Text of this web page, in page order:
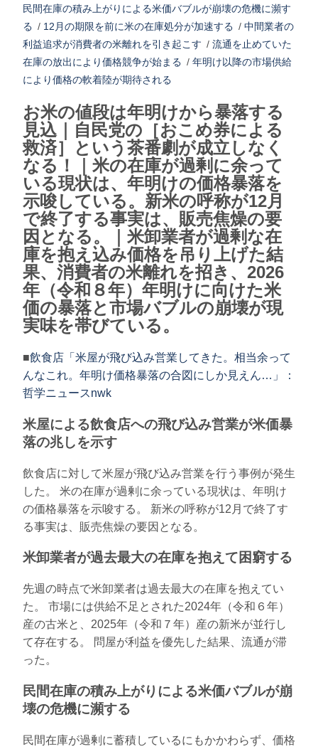
民間在庫の積み上がりによる米価バブルが崩壊の危機に瀕す
る / 12月の期限を前に米の在庫処分が加速する / 中間業者の
利益追求が消費者の米離れを引き起こす / 流通を止めていた
在庫の放出により価格競争が始まる / 年明け以降の市場供給
により価格の軟着陸が期待される
お米の値段は年明けから暴落する
見込｜自民党の［おこめ券による
救済］という茶番劇が成立しなく
なる！｜米の在庫が過剰に余って
いる現状は、年明けの価格暴落を
示唆している。新米の呼称が12月
で終了する事実は、販売焦燥の要
因となる。｜米卸業者が過剰な在
庫を抱え込み価格を吊り上げた結
果、消費者の米離れを招き、2026
年（令和８年）年明けに向けた米
価の暴落と市場バブルの崩壊が現
実味を帯びている。
■飲食店「米屋が飛び込み営業してきた。相当余って
んなこれ。年明け価格暴落の合図にしか見えん…」：
哲学ニュースnwk
米屋による飲食店への飛び込み営業が米価暴
落の兆しを示す
飲食店に対して米屋が飛び込み営業を行う事例が発生
した。 米の在庫が過剰に余っている現状は、年明け
の価格暴落を示唆する。 新米の呼称が12月で終了す
る事実は、販売焦燥の要因となる。
米卸業者が過去最大の在庫を抱えて困窮する
先週の時点で米卸業者は過去最大の在庫を抱えてい
た。 市場には供給不足とされた2024年（令和６年）
産の古米と、2025年（令和７年）産の新米が並行し
て存在する。 問屋が利益を優先した結果、流通が滞
った。
民間在庫の積み上がりによる米価バブルが崩
壊の危機に瀕する
民間在庫が過剰に蓄積しているにもかかわらず、価格